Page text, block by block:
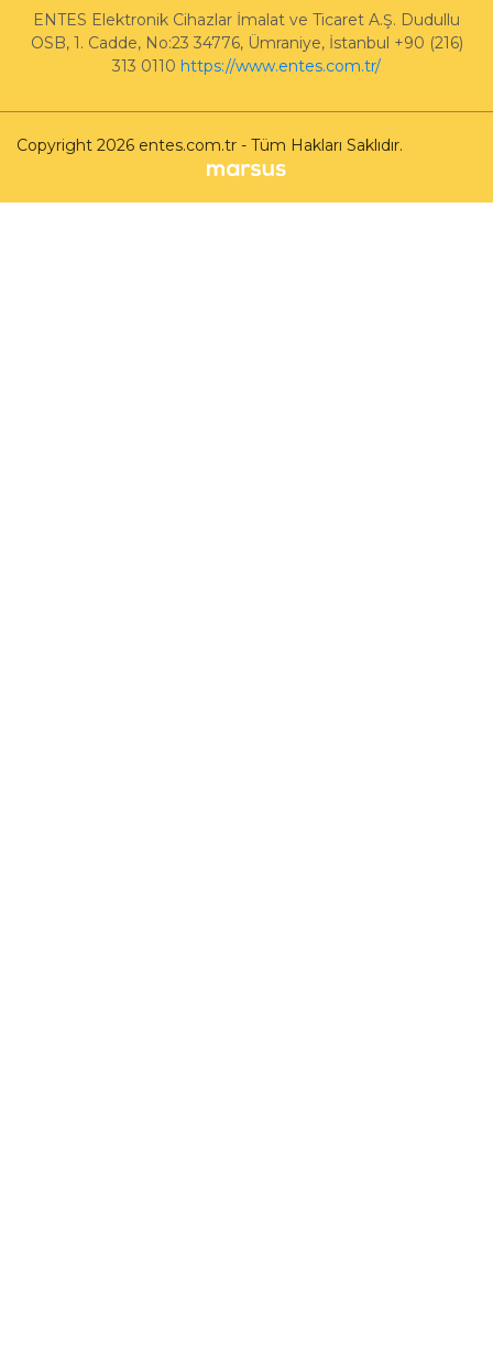
ENTES Elektronik Cihazlar İmalat ve Ticaret A.Ş. Dudullu
OSB, 1. Cadde, No:23 34776, Ümraniye, İstanbul +90 (216)
313 0110 https://www.entes.com.tr/
Copyright 2026 entes.com.tr - Tüm Hakları Saklıdır.